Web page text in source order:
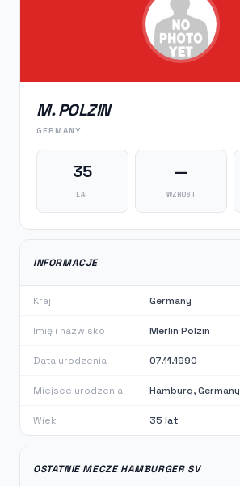
M. POLZIN
GERMANY
35
LAT
—
WZROST
INFORMACJE
Kraj Germany
Imię i nazwisko Merlin Polzin
Data urodzenia 07.11.1990
Miejsce urodzenia Hamburg, Germany
Wiek 35 lat
OSTATNIE MECZE HAMBURGER SV